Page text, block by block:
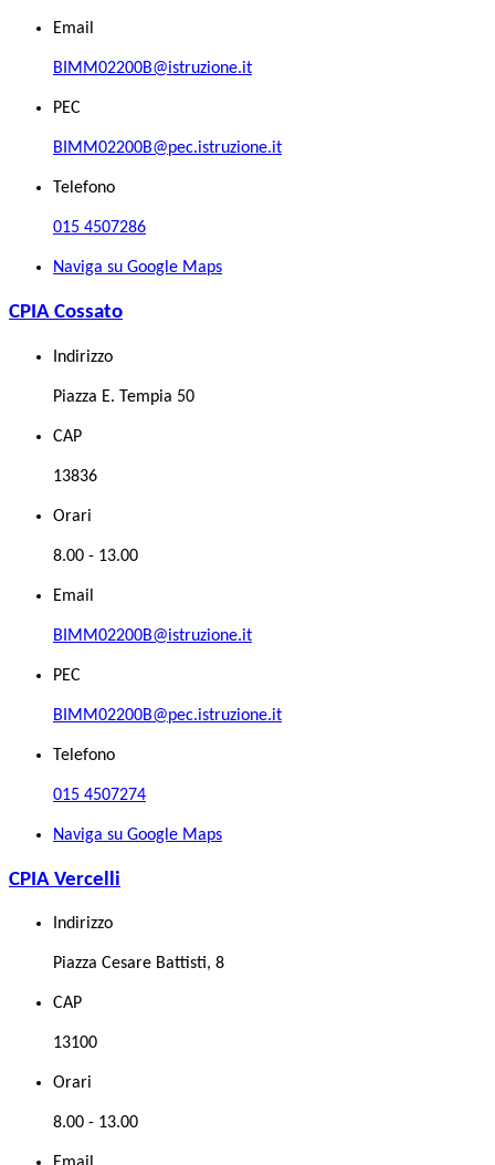
Email
BIMM02200B@istruzione.it
PEC
BIMM02200B@pec.istruzione.it
Telefono
015 4507286
Naviga su Google Maps
CPIA Cossato
Indirizzo
Piazza E. Tempia 50
CAP
13836
Orari
8.00 - 13.00
Email
BIMM02200B@istruzione.it
PEC
BIMM02200B@pec.istruzione.it
Telefono
015 4507274
Naviga su Google Maps
CPIA Vercelli
Indirizzo
Piazza Cesare Battisti, 8
CAP
13100
Orari
8.00 - 13.00